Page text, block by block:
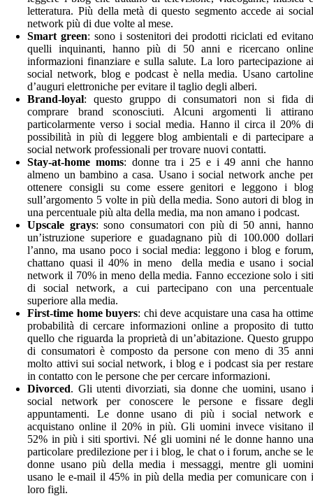
letteratura. Più della metà di questo segmento accede ai social
network più di due volte al mese.
Smart green: sono i sostenitori dei prodotti riciclati ed evitano
quelli inquinanti, hanno più di 50 anni e ricercano online
informazioni finanziare e sulla salute. La loro partecipazione ai
social network, blog e podcast è nella media. Usano cartoline
d’auguri elettroniche per evitare il taglio degli alberi.
Brand-loyal: questo gruppo di consumatori non si fida di
comprare brand sconosciuti. Alcuni argomenti li attirano
particolarmente verso i social media. Hanno il circa il 20% di
possibilità in più di leggere blog ambientali e di partecipare a
social network professionali per trovare nuovi contatti.
Stay-at-home moms: donne tra i 25 e i 49 anni che hanno
almeno un bambino a casa. Usano i social network anche per
ottenere consigli su come essere genitori e leggono i blog
sull’argomento 5 volte in più della media. Sono autori di blog in
una percentuale più alta della media, ma non amano i podcast.
Upscale grays: sono consumatori con più di 50 anni, hanno
un’istruzione superiore e guadagnano più di 100.000 dollari
l’anno, ma usano poco i social media: leggono i blog e forum,
chattano quasi il 40% in meno della media e usano i social
network il 70% in meno della media. Fanno eccezione solo i siti
di social network, a cui partecipano con una percentuale
superiore alla media.
First-time home buyers: chi deve acquistare una casa ha ottime
probabilità di cercare informazioni online a proposito di tutto
quello che riguarda la proprietà di un’abitazione. Questo gruppo
di consumatori è composto da persone con meno di 35 anni
molto attivi sui social network, i blog e i podcast sia per restare
in contatto con le persone che per cercare informazioni.
Divorced. Gli utenti divorziati, sia donne che uomini, usano i
social network per conoscere le persone e fissare degli
appuntamenti. Le donne usano di più i social network e
acquistano online il 20% in più. Gli uomini invece visitano il
52% in più i siti sportivi. Né gli uomini né le donne hanno una
particolare predilezione per i i blog, le chat o i forum, anche se le
donne usano più della media i messaggi, mentre gli uomini
usano le e-mail il 45% in più della media per comunicare con i
loro figli.